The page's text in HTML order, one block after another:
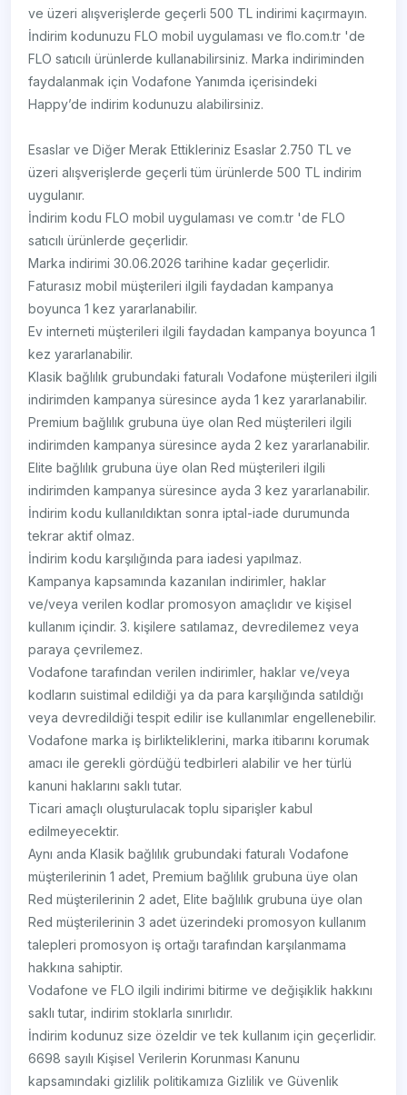
ve üzeri alışverişlerde geçerli 500 TL indirimi kaçırmayın.
İndirim kodunuzu FLO mobil uygulaması ve flo.com.tr 'de
FLO satıcılı ürünlerde kullanabilirsiniz. Marka indiriminden
faydalanmak için Vodafone Yanımda içerisindeki
Happy’de indirim kodunuzu alabilirsiniz.
Esaslar ve Diğer Merak Ettikleriniz Esaslar 2.750 TL ve
üzeri alışverişlerde geçerli tüm ürünlerde 500 TL indirim
uygulanır.
İndirim kodu FLO mobil uygulaması ve com.tr 'de FLO
satıcılı ürünlerde geçerlidir.
Marka indirimi 30.06.2026 tarihine kadar geçerlidir.
Faturasız mobil müşterileri ilgili faydadan kampanya
boyunca 1 kez yararlanabilir.
Ev interneti müşterileri ilgili faydadan kampanya boyunca 1
kez yararlanabilir.
Klasik bağlılık grubundaki faturalı Vodafone müşterileri ilgili
indirimden kampanya süresince ayda 1 kez yararlanabilir.
Premium bağlılık grubuna üye olan Red müşterileri ilgili
indirimden kampanya süresince ayda 2 kez yararlanabilir.
Elite bağlılık grubuna üye olan Red müşterileri ilgili
indirimden kampanya süresince ayda 3 kez yararlanabilir.
İndirim kodu kullanıldıktan sonra iptal-iade durumunda
tekrar aktif olmaz.
İndirim kodu karşılığında para iadesi yapılmaz.
Kampanya kapsamında kazanılan indirimler, haklar
ve/veya verilen kodlar promosyon amaçlıdır ve kişisel
kullanım içindir. 3. kişilere satılamaz, devredilemez veya
paraya çevrilemez.
Vodafone tarafından verilen indirimler, haklar ve/veya
kodların suistimal edildiği ya da para karşılığında satıldığı
veya devredildiği tespit edilir ise kullanımlar engellenebilir.
Vodafone marka iş birlikteliklerini, marka itibarını korumak
amacı ile gerekli gördüğü tedbirleri alabilir ve her türlü
kanuni haklarını saklı tutar.
Ticari amaçlı oluşturulacak toplu siparişler kabul
edilmeyecektir.
Aynı anda Klasik bağlılık grubundaki faturalı Vodafone
müşterilerinin 1 adet, Premium bağlılık grubuna üye olan
Red müşterilerinin 2 adet, Elite bağlılık grubuna üye olan
Red müşterilerinin 3 adet üzerindeki promosyon kullanım
talepleri promosyon iş ortağı tarafından karşılanmama
hakkına sahiptir.
Vodafone ve FLO ilgili indirimi bitirme ve değişiklik hakkını
saklı tutar, indirim stoklarla sınırlıdır.
İndirim kodunuz size özeldir ve tek kullanım için geçerlidir.
6698 sayılı Kişisel Verilerin Korunması Kanunu
kapsamındaki gizlilik politikamıza Gizlilik ve Güvenlik